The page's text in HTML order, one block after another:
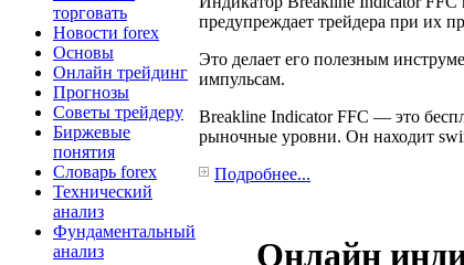
торговать
Новости forex
Основы
Онлайн трейдинг
Прогнозы
Советы трейдеру
Биржевые
понятия
Словарь forex
Технический
анализ
Фундаментальный
анализ
предупреждает трейдера при их
Это делает его полезным
импульсам.
Breakline Indicator FFC — это
рыночные уровни. Он находит
Подробнее...
Онлайн